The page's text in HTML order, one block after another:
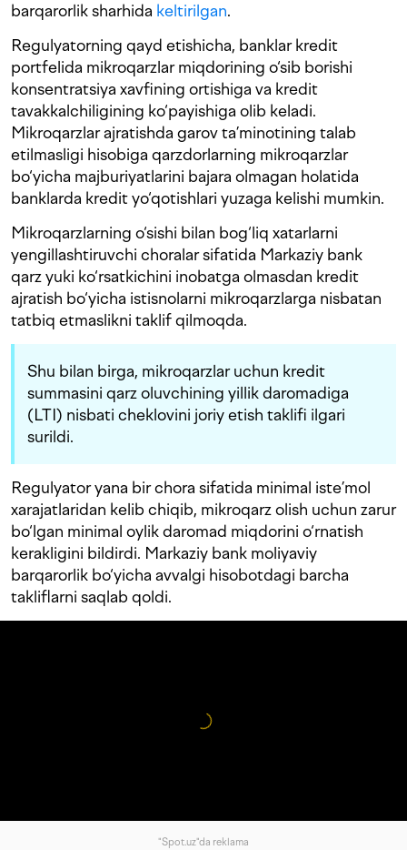
barqarorlik sharhida keltirilgan.
Regulyatorning qayd etishicha, banklar kredit
portfelida mikroqarzlar miqdorining o‘sib borishi
konsentratsiya xavfining ortishiga va kredit
tavakkalchiligining ko‘payishiga olib keladi.
Mikroqarzlar ajratishda garov ta’minotining talab
etilmasligi hisobiga qarzdorlarning mikroqarzlar
bo‘yicha majburiyatlarini bajara olmagan holatida
banklarda kredit yo‘qotishlari yuzaga kelishi mumkin.
Mikroqarzlarning o‘sishi bilan bog‘liq xatarlarni
yengillashtiruvchi choralar sifatida Markaziy bank
qarz yuki ko‘rsatkichini inobatga olmasdan kredit
ajratish bo‘yicha istisnolarni mikroqarzlarga nisbatan
tatbiq etmaslikni taklif qilmoqda.
Shu bilan birga, mikroqarzlar uchun kredit
summasini qarz oluvchining yillik daromadiga
(LTI) nisbati cheklovini joriy etish taklifi ilgari
surildi.
Regulyator yana bir chora sifatida minimal iste’mol
xarajatlaridan kelib chiqib, mikroqarz olish uchun zarur
bo‘lgan minimal oylik daromad miqdorini o‘rnatish
kerakligini bildirdi. Markaziy bank moliyaviy
barqarorlik bo‘yicha avvalgi hisobotdagi barcha
takliflarni saqlab qoldi.
"Spot.uz"da reklama